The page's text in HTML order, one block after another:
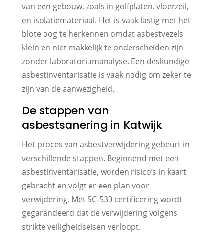
van een gebouw, zoals in golfplaten, vloerzeil,
en isolatiemateriaal. Het is vaak lastig met het
blote oog te herkennen omdat asbestvezels
klein en niet makkelijk te onderscheiden zijn
zonder laboratoriumanalyse. Een deskundige
asbestinventarisatie is vaak nodig om zeker te
zijn van de aanwezigheid.
De stappen van
asbestsanering in Katwijk
Het proces van asbestverwijdering gebeurt in
verschillende stappen. Beginnend met een
asbestinventarisatie, worden risico’s in kaart
gebracht en volgt er een plan voor
verwijdering. Met SC-530 certificering wordt
gegarandeerd dat de verwijdering volgens
strikte veiligheidseisen verloopt.